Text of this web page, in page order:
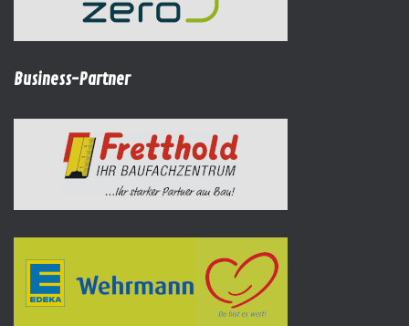
Business-Partner